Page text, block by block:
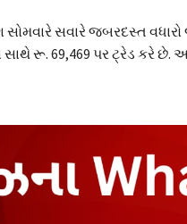
સોમવારે સવારે જબરદસ્ત
સાથે રૂ. 69,469 પર ટ્રેડ કરે